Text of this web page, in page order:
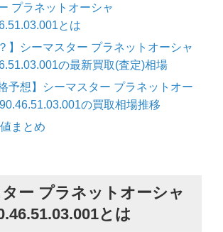
プラネットオーシャ
とは
】シーマスター プラネットオーシャ
の最新買取(査定)相場
予想】シーマスター プラネットオー
の買取相場推移
まとめ
ー プラネットオーシャ
とは